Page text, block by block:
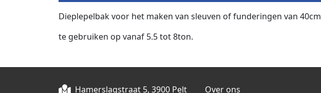
Dieplepelbak voor het maken van sleuven of funderingen van 40cm
te gebruiken op vanaf 5.5 tot 8ton.
Hamerslagstraat 5, 3900 Pelt Over ons